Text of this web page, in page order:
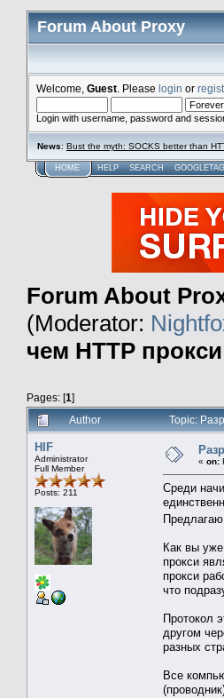
Forum About Proxy
Welcome, Guest . Please login or
Login with username, password and
News: Bust the myth: SOCKS better than
HOME HELP SEARCH
Forum About
(Moderator:
чем HTTP прокси
Pages: [1]
Author
Topic:
HIF
Administrator
Full Member
Posts: 211
« on:
Среди
Как вы уже
прокси
прокси
что
Протокол
другом
разных
Все